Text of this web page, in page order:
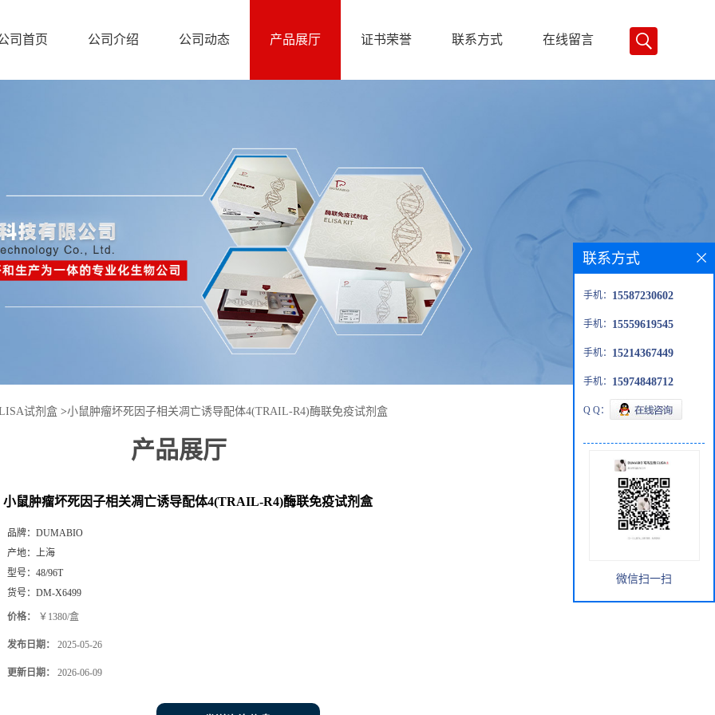
司首页 公司介绍 公司动态 产品展厅 证书荣誉 联系方式 在线留言
试剂盒 >小鼠肿瘤坏死因子相关凋亡诱导配体4(TRAIL-R4)酶联免疫试剂盒
产品展厅
小鼠肿瘤坏死因子相关凋亡诱导配体4(TRAIL-R4)酶联免疫试剂盒
品牌： DUMABIO
产地：
上海
型号： 48/96T
货号： DM-X6499
价格： ￥1380/盒
发布日期： 2025-05-26
更新日期： 2026-06-09
联系方式
手机： 15587230602
手机： 15559619545
手机： 15214367449
手机： 15974848712
Q Q：
微信扫一扫